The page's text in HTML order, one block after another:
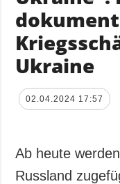
RUBRIKEN
Krieg
Wiederaufbau
der Ukraine
Politik
Wirtschaft
Gesellschaft und
Kultur
Ukraine
02.04.2024 17:57
Ab heute
Russland